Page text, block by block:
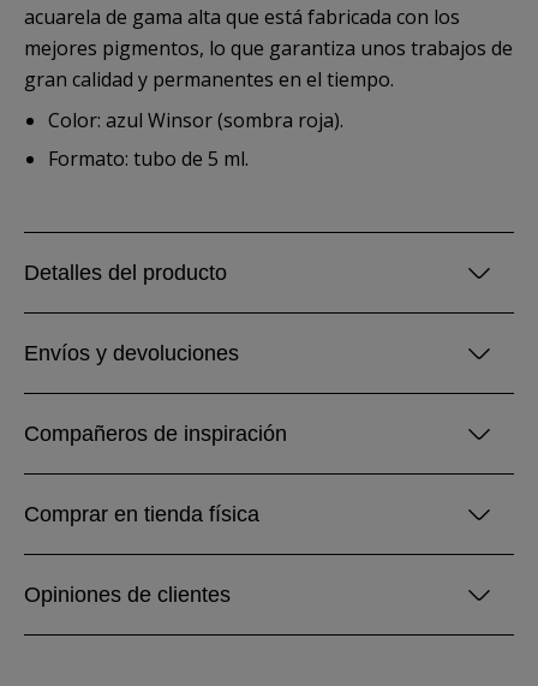
acuarela de gama alta que está fabricada con los
mejores pigmentos, lo que garantiza unos trabajos de
gran calidad y permanentes en el tiempo.
Color: azul Winsor (sombra roja).
Formato: tubo de 5 ml.
Detalles del producto
Envíos y devoluciones
Compañeros de inspiración
Comprar en tienda física
Opiniones de clientes